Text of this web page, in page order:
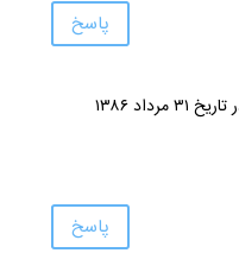
پاسخ
| نوشته شده در تاریخ ۳۱ مرداد ۱۳۸۶
پاسخ